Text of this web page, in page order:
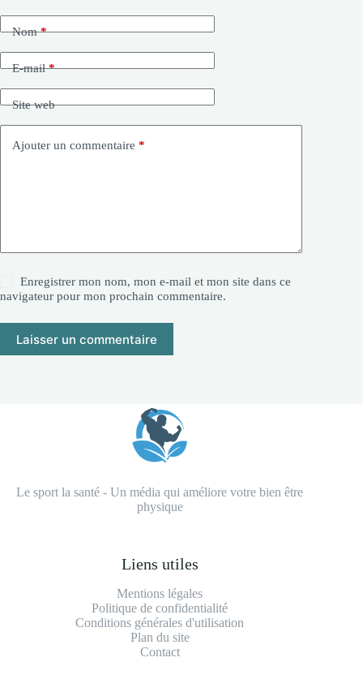
Nom*
E-mail*
Site web
Ajouter un commentaire *
Enregistrer mon nom, mon e-mail et mon site dans ce
navigateur pour mon prochain commentaire.
Laisser un commentaire
Le sport la santé - Un média qui améliore votre bien être
physique
Liens utiles
Mentions légales
Politique de confidentialité
Conditions générales d'utilisation
Plan du site
Contact